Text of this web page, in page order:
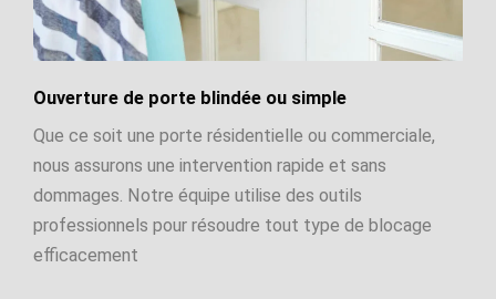
Ouverture de porte blindée ou simple
Que ce soit une porte résidentielle ou commerciale,
nous assurons une intervention rapide et sans
dommages. Notre équipe utilise des outils
professionnels pour résoudre tout type de blocage
efficacement